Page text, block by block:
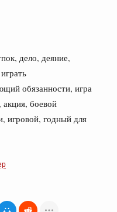
дело, деяние,
обязанности, игра
боевой
игровой, годный для